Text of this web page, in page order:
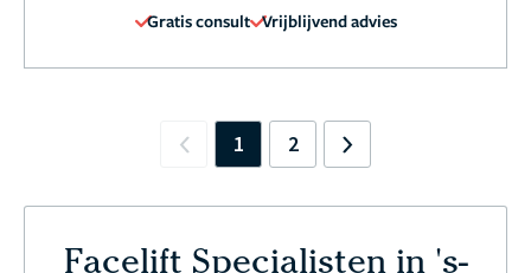
Gratis consult Vrijblijvend advies
Previous
1 2 Next
Facelift Specialisten in 's-